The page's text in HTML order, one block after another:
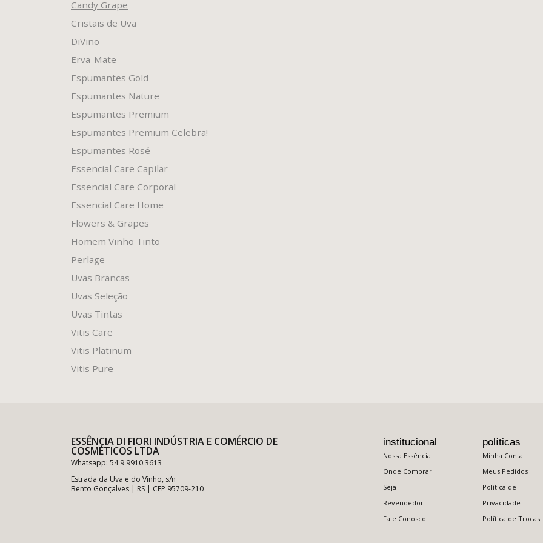
Candy Grape
Cristais de Uva
DiVino
Erva-Mate
Espumantes Gold
Espumantes Nature
Espumantes Premium
Espumantes Premium Celebra!
Espumantes Rosé
Essencial Care Capilar
Essencial Care Corporal
Essencial Care Home
Flowers & Grapes
Homem Vinho Tinto
Perlage
Uvas Brancas
Uvas Seleção
Uvas Tintas
Vitis Care
Vitis Platinum
Vitis Pure
ESSÊNCIA DI FIORI INDÚSTRIA E COMÉRCIO DE
COSMÉTICOS LTDA
Whatsapp: 54 9 9910.3613
Estrada da Uva e do Vinho, s/n
Bento Gonçalves | RS | CEP 95709-210
institucional
Nossa Essência
Onde Comprar
Seja
Revendedor
Fale Conosco
políticas
Minha Conta
Meus Pedidos
Política de
Privacidade
Política de Trocas